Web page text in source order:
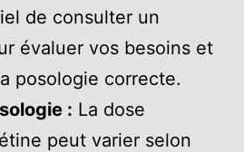
de consulter un
évaluer vos besoins et
posologie correcte.
: La dose
peut varier selon